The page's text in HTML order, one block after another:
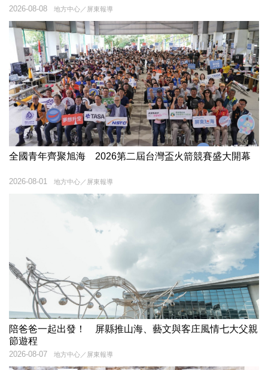
地方中心／屏東報導
2026-08-08
全國青年齊聚旭海 2026第二屆台灣盃火箭競賽盛大開幕
地方中心／屏東報導
2026-08-01
陪爸爸一起出發！ 屏縣推山海、藝文與客庄風情七大父親
節遊程
地方中心／屏東報導
2026-08-07